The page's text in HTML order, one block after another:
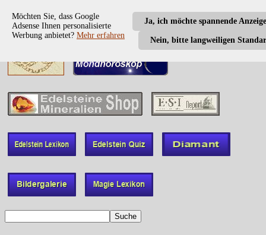
Ja, ich möchte spannende
Nein, bitte langweiligen
Möchten Sie, dass Google
Adsense Ihnen personalisierte
Werbung anbietet? Mehr erfahren